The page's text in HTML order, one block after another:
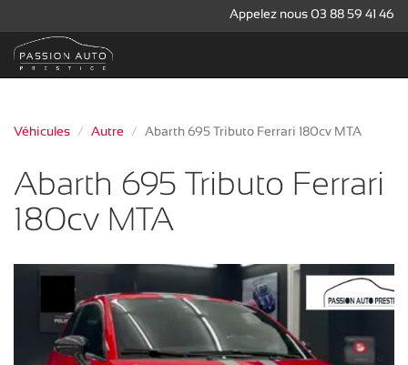
Appelez nous 03 88 59 41 46
Véhicules Autre Abarth 695 Tributo Ferrari 180cv MTA
Abarth 695 Tributo Ferrari
180cv MTA